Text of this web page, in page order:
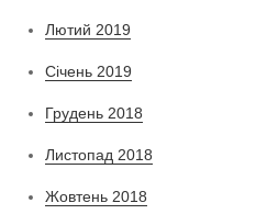
Лютий 2019
Січень 2019
Грудень 2018
Листопад 2018
Жовтень 2018